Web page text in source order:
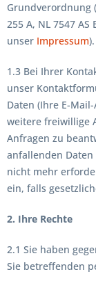
Grundverordnung
255 A, NL 7547
unser Impressum).
1.3 Bei Ihrer
unser
Daten (Ihre E-
weitere freiwillige
Anfragen zu
anfallenden
nicht mehr
ein, falls
2. Ihre Rechte
2.1 Sie haben
Sie betreffenden